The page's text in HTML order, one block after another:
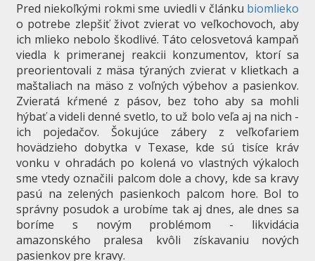
Pred niekoľkými rokmi sme uviedli v článku biomlieko
o potrebe zlepšiť život zvierat vo veľkochovoch, aby
ich mlieko nebolo škodlivé. Táto celosvetová kampaň
viedla k primeranej reakcii konzumentov, ktorí sa
preorientovali z mäsa týraných zvierat v klietkach a
maštaliach na mäso z voľných výbehov a pasienkov.
Zvieratá kŕmené z pásov, bez toho aby sa mohli
hýbať a videli denné svetlo, to už bolo veľa aj na nich -
ich pojedačov. Šokujúce zábery z veľkofariem
hovädzieho dobytka v Texase, kde sú tisíce kráv
vonku v ohradách po kolená vo vlastných výkaloch
sme vtedy označili palcom dole a chovy, kde sa kravy
pasú na zelených pasienkoch palcom hore. Bol to
správny posudok a urobíme tak aj dnes, ale dnes sa
boríme s novým problémom - likvidácia
amazonského pralesa kvôli získavaniu nových
pasienkov pre kravy.